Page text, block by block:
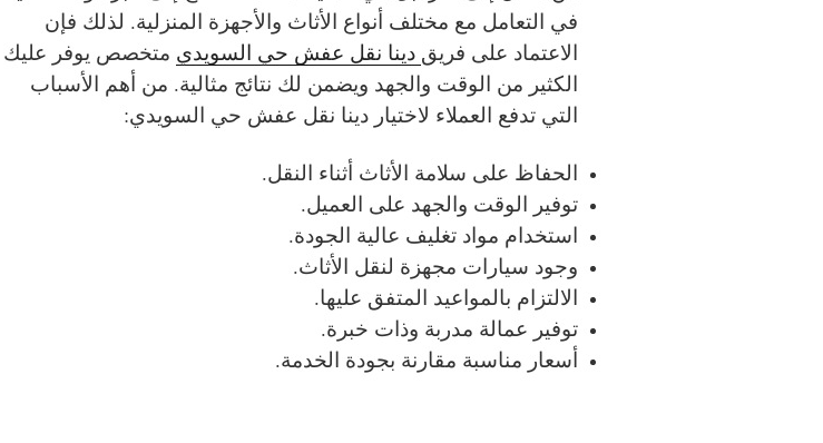
في التعامل مع مختلف أنواع الأثاث والأجهزة المنزلية. لذلك فإن
الاعتماد على فريق دينا نقل عفش حي السويدي متخصص يوفر عليك
الكثير من الوقت والجهد ويضمن لك نتائج مثالية. من أهم الأسباب
التي تدفع العملاء لاختيار دينا نقل عفش حي السويدي:
الحفاظ على سلامة الأثاث أثناء النقل.
توفير الوقت والجهد على العميل.
استخدام مواد تغليف عالية الجودة.
وجود سيارات مجهزة لنقل الأثاث.
الالتزام بالمواعيد المتفق عليها.
توفير عمالة مدربة وذات خبرة.
أسعار مناسبة مقارنة بجودة الخدمة.